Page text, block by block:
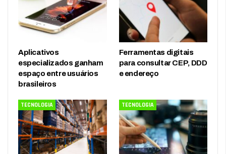
Aplicativos
especializados ganham
espaço entre usuários
brasileiros
Ferramentas digitais
para consultar CEP, DDD
e endereço
TECNOLOGIA TECNOLOGIA